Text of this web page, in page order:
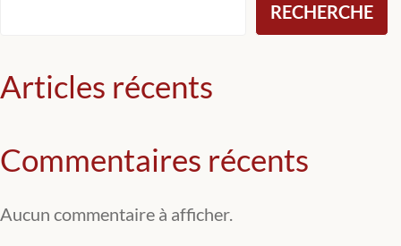
RECHERCHE
Articles récents
Commentaires récents
Aucun commentaire à afficher.